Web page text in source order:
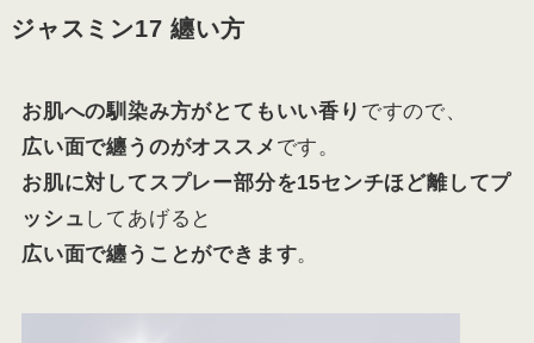
ジャスミン17 纏い方
お肌への馴染み方がとてもいい香り ですので、
広い面で纏うのがオススメ です。
お肌に対してスプレー部分を15センチほど離してプ
ッシュ してあげると
広い面で纏うことができます。